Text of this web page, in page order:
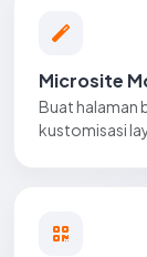
Microsite
Buat halaman
kustomisasi